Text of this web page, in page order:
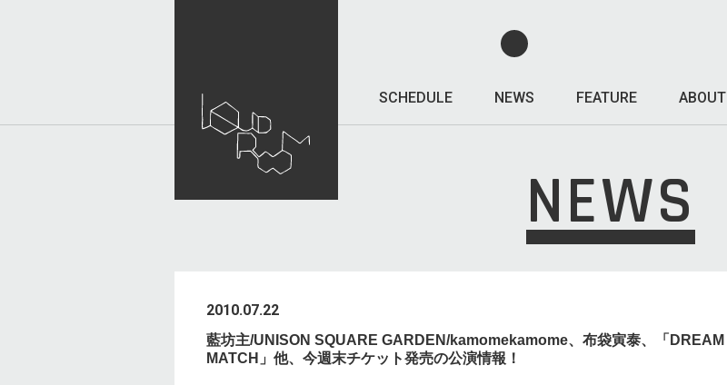
SCHEDULE NEWS FEATURE ABOUT
NEWS
2010.07.22
藍坊主/UNISON SQUARE GARDEN/kamomekamome、布袋寅泰、「DREAM
MATCH」他、今週末チケット発売の公演情報！